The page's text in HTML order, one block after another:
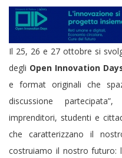
Il 25, 26 e 27 ottobre si
degli Open Innovation
e format originali che
discussione
imprenditori, studenti e
che caratterizzano il
costruiamo il nostro futuro: